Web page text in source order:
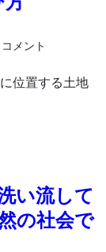
方
コメント
い流して
の社会で